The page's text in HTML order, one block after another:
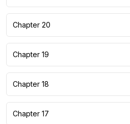
Chapter 20
Chapter 19
Chapter 18
Chapter 17